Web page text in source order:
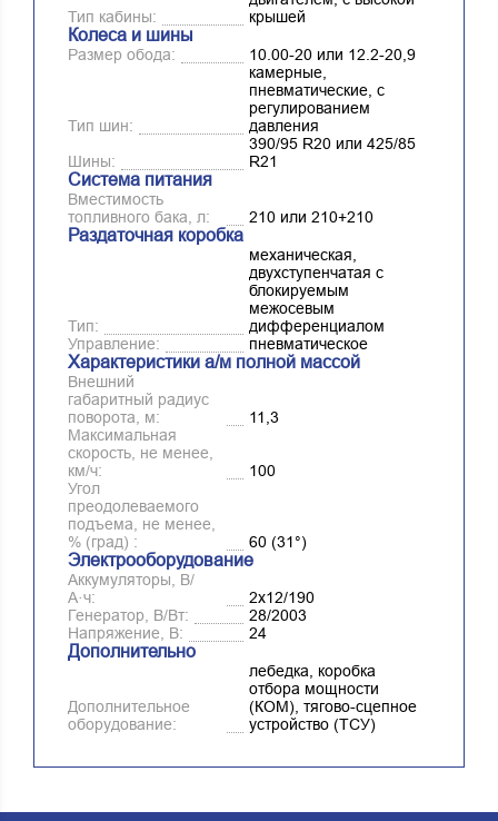
Тип кабины:
крышей
Колеса и шины
Размер обода: 10.00-20 или 12.2-20,9
Тип шин:
камерные,
пневматические, с
регулированием
давления
Шины:
390/95 R20 или 425/85
R21
Система питания
Вместимость
топливного бака, л:
210 или 210+210
Раздаточная коробка
Тип:
механическая,
двухступенчатая с
блокируемым
межосевым
дифференциалом
Управление:
пневматическое
Характеристики а/м полной массой
Внешний
габаритный радиус
поворота, м:
11,3
Максимальная
скорость, не менее,
км/ч:
100
Угол
преодолеваемого
подъема, не менее,
% (град) :
60 (31°)
Электрооборудование
Аккумуляторы, В/
А·ч:
2х12/190
Генератор, В/Вт:
28/2003
Напряжение, B:
24
Дополнительно
Дополнительное
оборудование:
лебедка, коробка
отбора мощности
(КОМ), тягово-сцепное
устройство (ТСУ)